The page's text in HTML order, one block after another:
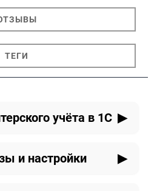
ТЕГИ
учёта в 1С
дебет и кредит —
и настройки